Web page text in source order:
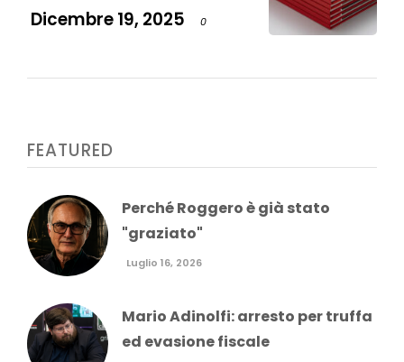
Dicembre 19, 2025
0
FEATURED
Perché Roggero è già stato
"graziato"
Luglio 16, 2026
Mario Adinolfi: arresto per truffa
ed evasione fiscale